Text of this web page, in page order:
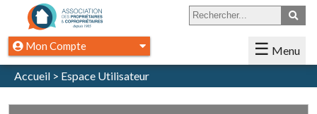
Mon Compte
Se Connecter
Créer un compte
Menu
Accueil
L'Association
Accueil > Espace Utilisateur